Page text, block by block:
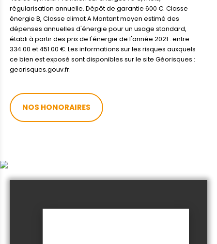
régularisation annuelle. Dépôt de garantie 600 €. Classe
énergie B, Classe climat A Montant moyen estimé des
dépenses annuelles d'énergie pour un usage standard,
établi à partir des prix de l'énergie de l'année 2021 : entre
334.00 et 451.00 €. Les informations sur les risques auxquels
ce bien est exposé sont disponibles sur le site Géorisques :
georisques.gouv.fr.
NOS HONORAIRES